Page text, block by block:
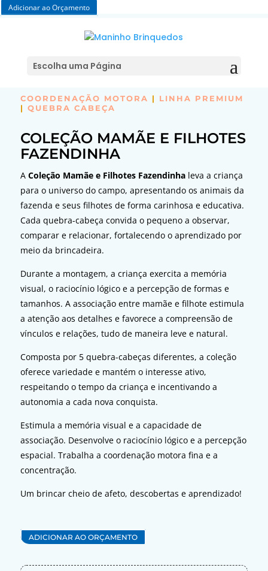
Escolha uma Página
Adicionar ao Orçamento
COORDENAÇÃO MOTORA | LINHA PREMIUM
| QUEBRA CABEÇA
COLEÇÃO MAMÃE E FILHOTES
FAZENDINHA
A Coleção Mamãe e Filhotes Fazendinhaleva a criança
para o universo do campo, apresentando os animais da
fazenda e seus filhotes de forma carinhosa e educativa.
Cada quebra-cabeça convida o pequeno a observar,
comparar e relacionar, fortalecendo o aprendizado por
meio da brincadeira.
Durante a montagem, a criança exercita a memória
visual, o raciocínio lógico e a percepção de formas e
tamanhos. A associação entre mamãe e filhote estimula
a atenção aos detalhes e favorece a compreensão de
vínculos e relações, tudo de maneira leve e natural.
Composta por 5 quebra-cabeças diferentes, a coleção
oferece variedade e mantém o interesse ativo,
respeitando o tempo da criança e incentivando a
autonomia a cada nova conquista.
Estimula a memória visual e a capacidade de
associação. Desenvolve o raciocínio lógico e a percepção
espacial. Trabalha a coordenação motora fina e a
concentração.
Um brincar cheio de afeto, descobertas e aprendizado!
ADICIONAR AO ORÇAMENTO